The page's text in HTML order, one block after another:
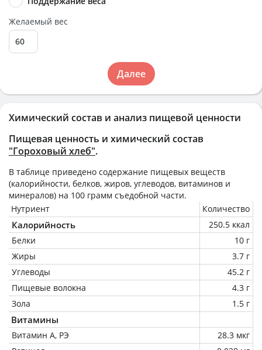
Химический состав и анализ пищевой ценности
Пищевая ценность и химический состав
"Гороховый хлеб".
В таблице приведено содержание пищевых веществ
(калорийности, белков, жиров, углеводов, витаминов и
минералов) на 100 грамм съедобной части.
Нутриент
Количество
Калорийность
250.5 ккал
Белки
10 г
Жиры
3.7 г
Углеводы
45.2 г
Пищевые волокна
4.3 г
Зола
1.5 г
Витамины
Витамин А, РЭ
28.3 мкг
Желаемый вес
Далее